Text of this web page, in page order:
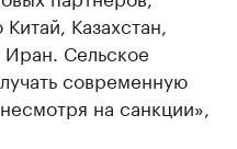
Казахстан,
Сельское
современную
на санкции»,